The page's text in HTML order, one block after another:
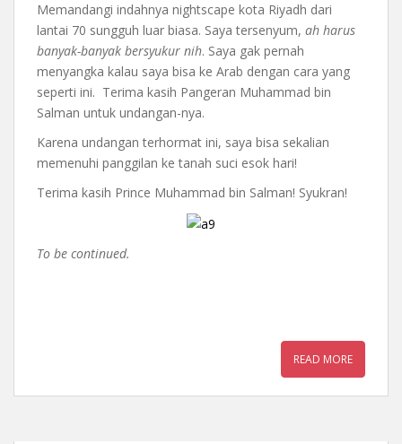
Memandangi indahnya nightscape kota Riyadh dari
lantai 70 sungguh luar biasa. Saya tersenyum, ah harus
banyak-banyak bersyukur nih. Saya gak pernah
menyangka kalau saya bisa ke Arab dengan cara yang
seperti ini. Terima kasih Pangeran Muhammad bin
Salman untuk undangan-nya.
Karena undangan terhormat ini, saya bisa sekalian
memenuhi panggilan ke tanah suci esok hari!
Terima kasih Prince Muhammad bin Salman! Syukran!
To be continued.
READ MORE